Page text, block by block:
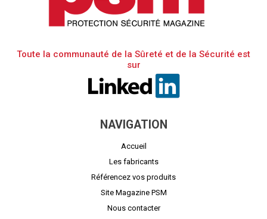
Toute la communauté de la Sûreté et de la Sécurité est
sur
NAVIGATION
Accueil
Les fabricants
Référencez vos produits
Site Magazine PSM
Nous contacter